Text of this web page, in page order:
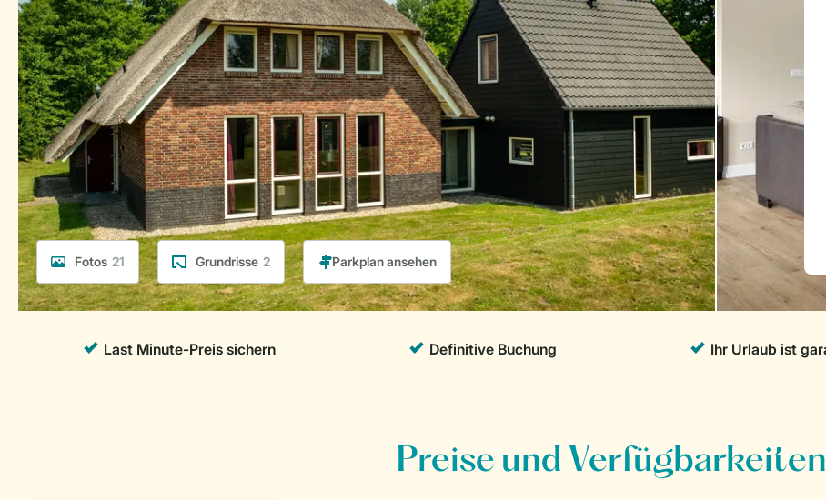
Fotos 21 Grundrisse 2
Preise und Verfügbarkeiten